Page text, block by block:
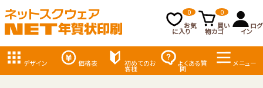
お気
に入り
0
買い
物カゴ
0
ログ
イン
デザイン 価格表 初めてのお
客様
よくある質
問
メニュー